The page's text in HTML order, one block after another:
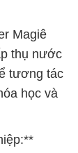
Magiê
thụ nước
tương tác
học và